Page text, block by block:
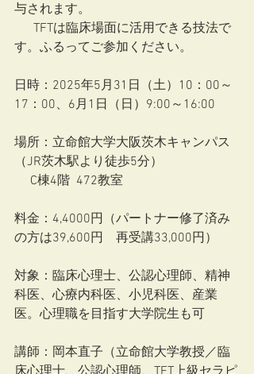
与されます。
す。ふるってご参加ください。
日時：2025年5月31日（土）10：00～
17：00、6月1日（日）9:00～16:00
場所：立命館大学大阪茨木キャンパス
（JR茨木駅より徒歩5分）
C棟4階  472教室
料金：4,4000円（パートナー修了済み
の方は39,600円　再受講33,000円）
対象：臨床心理士、公認心理師、精神
科医、心療内科医、小児科医、産業
医。心理職を目指す大学院生も可
講師：岡本直子（立命館大学教授／臨